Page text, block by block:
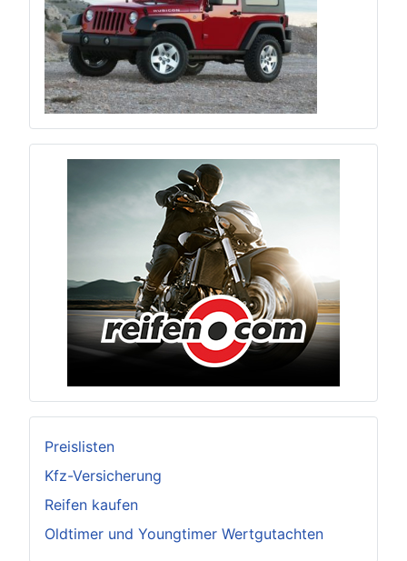
Preislisten
Kfz-Versicherung
Reifen kaufen
Oldtimer und Youngtimer Wertgutachten